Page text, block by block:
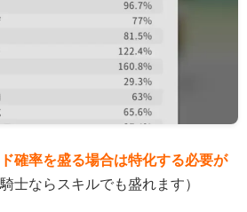
確率を盛る場合は特化する必要が
士ならスキルでも盛れます）